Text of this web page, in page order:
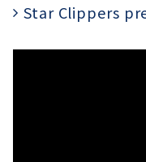
Star Clippers